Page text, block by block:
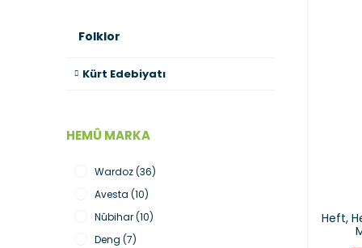
Folklor
Kürt Edebiyatı
HEMÛ MARKA
Wardoz (36)
Avesta (10)
Nûbihar (10)
Deng (7)
Heft,